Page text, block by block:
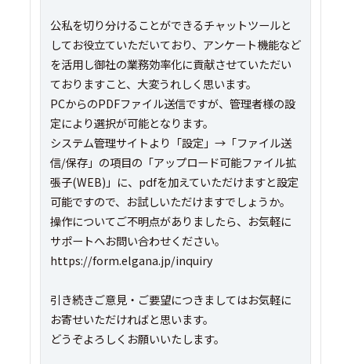
公私を切り分けることができるチャットツールと
してお役立ていただいており、アンケート機能など
を活用し御社の業務効率化に貢献させていただい
ておりますこと、大変うれしく思います。
PCからのPDFファイル送信ですが、管理者様の設
定により選択が可能となります。
システム管理サイトより「設定」→「ファイル送
信/保存」の項目の「アップロード可能ファイル拡
張子(WEB)」に、pdfを加えていただけますと設定
可能ですので、お試しいただけますでしょうか。
操作についてご不明点がありましたら、お気軽に
サポートへお問い合わせください。
https://form.elgana.jp/inquiry
引き続きご意見・ご要望につきましてはお気軽に
お寄せいただければと思います。
どうぞよろしくお願いいたします。